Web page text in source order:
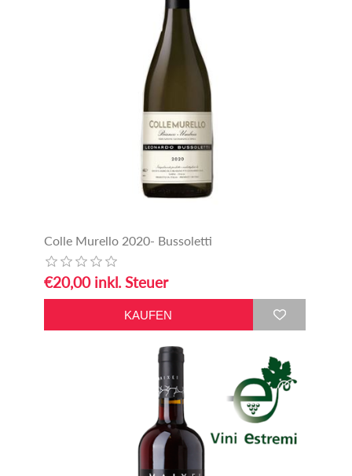
Colle Murello 2020- Bussoletti
€20,00 inkl. Steuer